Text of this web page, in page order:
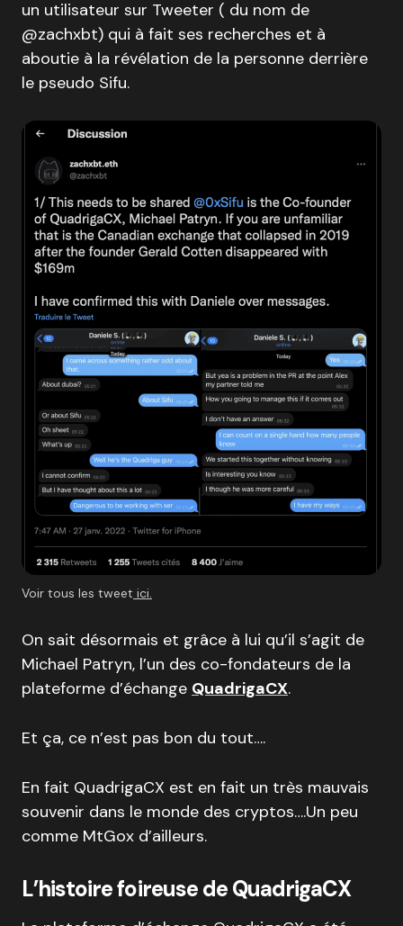
un utilisateur sur Tweeter ( du nom de
@zachxbt) qui à fait ses recherches et à
aboutie à la révélation de la personne derrière
le pseudo Sifu.
Voir tous les tweet ici.
On sait désormais et grâce à lui qu’il s’agit de
Michael Patryn, l’un des co-fondateurs de la
plateforme d’échange QuadrigaCX.
Et ça, ce n’est pas bon du tout….
En fait QuadrigaCX est en fait un très mauvais
souvenir dans le monde des cryptos….Un peu
comme MtGox d’ailleurs.
L’histoire foireuse de QuadrigaCX